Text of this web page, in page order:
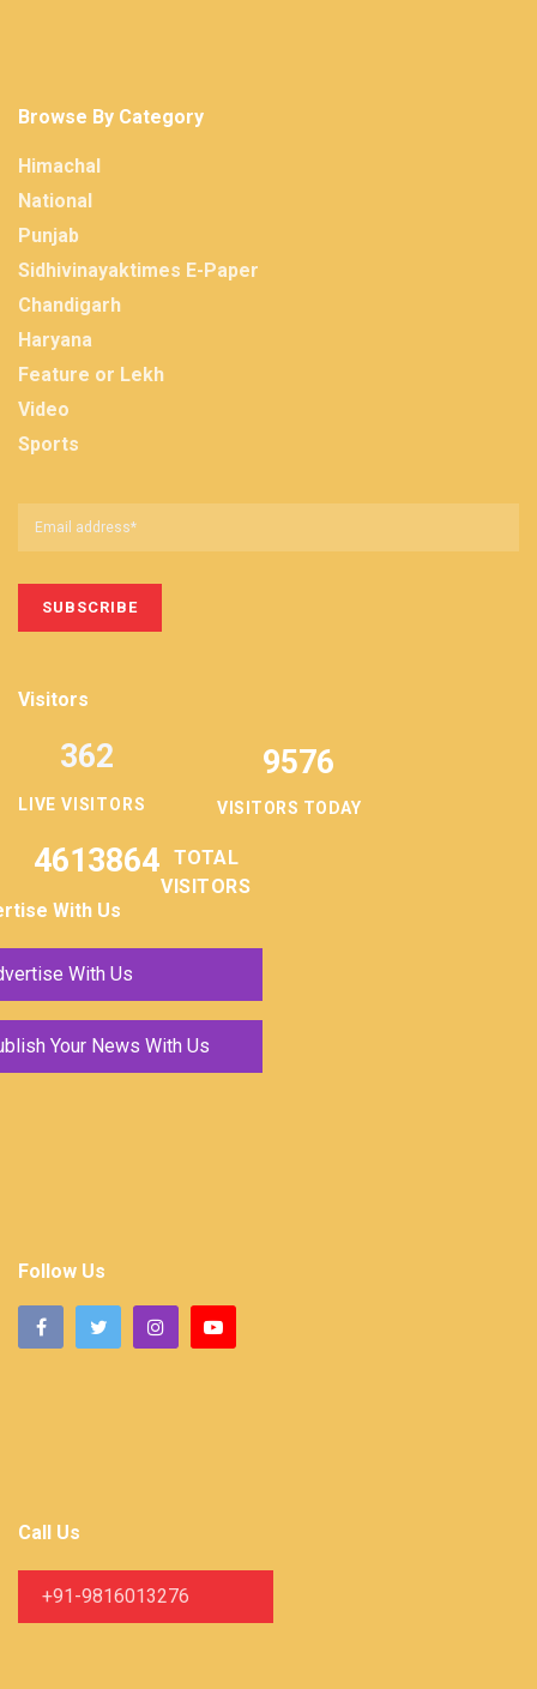
Browse By Category
Himachal
National
Punjab
Sidhivinayaktimes E-Paper
Chandigarh
Haryana
Feature or Lekh
Video
Sports
Visitors
LIVE VISITORS
362 9576
VISITORS TODAY
4613864
TOTAL
VISITORS
With Us
With Us
Your News With Us
Follow Us
Call Us
+91-9816013276